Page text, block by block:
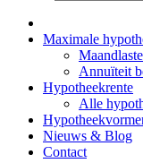
Maximale
Annuïteit
Hypotheekrente
Alle
Nieuws & Blog
Contact